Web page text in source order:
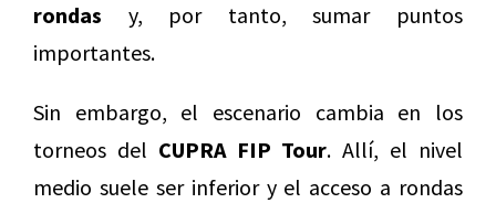
rondas
y, por tanto, sumar puntos
importantes.
Sin embargo, el escenario cambia en los
torneos del CUPRA FIP Tour. Allí, el nivel
medio suele ser inferior y el acceso a rondas